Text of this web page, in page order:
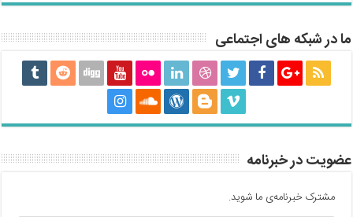
ما در شبکه های اجتماعی
عضویت در خبرنامه
مشترک خبرنامه‌ی ما شوید.